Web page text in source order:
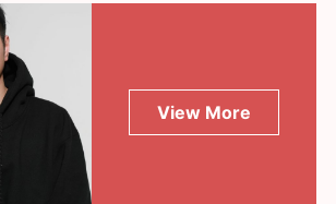
View More